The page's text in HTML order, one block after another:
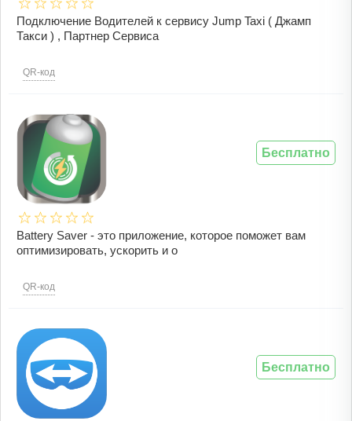
Подключение Водителей к сервису Jump Taxi ( Джамп
Такси ) , Партнер Сервиса
QR-код
Battery Saver - это приложение, которое поможет вам
оптимизировать, ускорить и о
QR-код
Бесплатно
Бесплатно